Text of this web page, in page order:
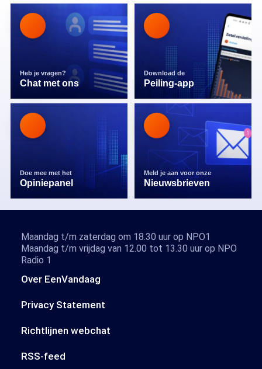
Heb je vragen?
Chat met ons
Download de
Peiling-app
Doe mee met het
Opiniepanel
Meld je aan voor onze
Nieuwsbrieven
Over EenVandaag
Privacy Statement
Richtlijnen webchat
RSS-feed
Maandag t/m zaterdag om 18.30 uur op NPO1
Maandag t/m vrijdag van 12.00 tot 13.30 uur op NPO
Radio 1